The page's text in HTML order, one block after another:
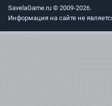
SavelaGame.ru © 2009-2026.
Информация на сайте не